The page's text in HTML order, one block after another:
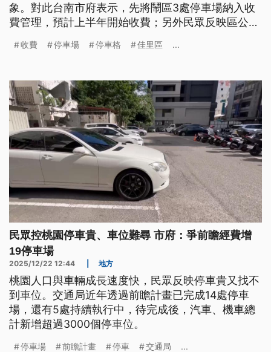
象。對此台南市府表示，先將鬧區3處停車場納入收
費管理，預計上半年開始收費；另外民眾反映區公所
收費 停車場 停車格 佳里區 ...
民眾控桃園停車貴、車位難尋 市府：爭前瞻經費增
19停車場
2025/12/22 12:44 地方
桃園人口與車輛成長速度快，民眾反映停車貴又找不
到車位。交通局近年透過前瞻計畫已完成14處停車
場，還有5處持續執行中，待完成後，汽車、機車總
計新增超過3000個停車位。
停車場 前瞻計畫 停車 交通局 ...